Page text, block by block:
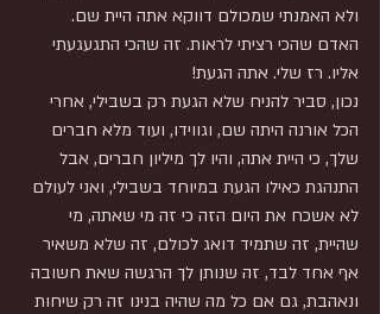
ולא האמנתי שמכולם דווקא אתה היית שם.
האדם שהכי רציתי לראות. זה שהכי התגעגעתי
אליו. רז שלי. אתה הגעת!
נכון, סביר להניח שלא הגעת רק בשבילי, אחרי
הכל אורנה היתה שם, וגווידו, ועוד מלא חברים
שלך, כי היית אתה, והיו לך מיליון חברים, אבל
התנהגת כאילו הגעת במיוחד בשבילי, ואני לעולם
לא אשכח את היום הזה כי זה מי שאתה, מי
שהיית, זה שתמיד דואג לכולם, זה שלא משאיר
אף אחד לבד, זה שנותן לך הרגשה שאת חשובה
ונאהבת, גם אם כל מה שהיה בנינו זה רק שיחות